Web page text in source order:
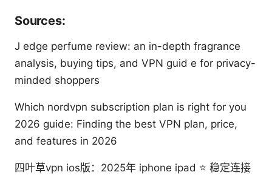
Sources:
J edge perfume review: an in-depth fragrance
analysis, buying tips, and VPN guid e for privacy-
minded shoppers
Which nordvpn subscription plan is right for you
2026 guide: Finding the best VPN plan, price,
and features in 2026
四叶草vpn ios版：2025年 iphone ipad ⭐ 稳定连接